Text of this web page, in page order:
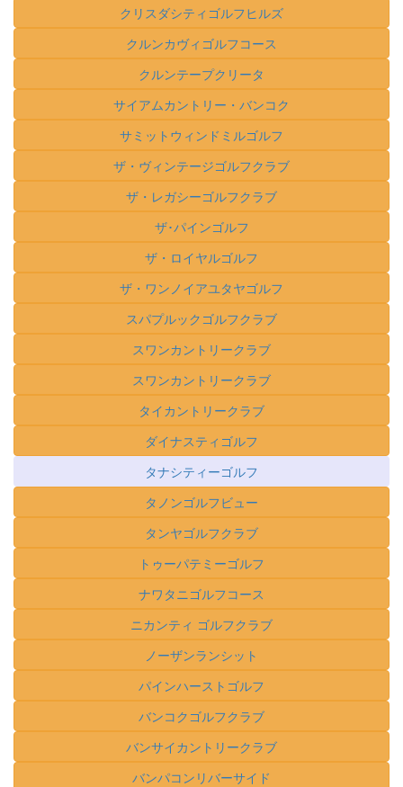
クリスダシティゴルフヒルズ
クルンカヴィゴルフコース
クルンテープクリータ
サイアムカントリー・バンコク
サミットウィンドミルゴルフ
ザ・ヴィンテージゴルフクラブ
ザ・レガシーゴルフクラブ
ザ･パインゴルフ
ザ・ロイヤルゴルフ
ザ・ワンノイアユタヤゴルフ
スパプルックゴルフクラブ
スワンカントリークラブ
スワンカントリークラブ
タイカントリークラブ
ダイナスティゴルフ
タナシティーゴルフ
タノンゴルフビュー
タンヤゴルフクラブ
トゥーパテミーゴルフ
ナワタニゴルフコース
ニカンティ ゴルフクラブ
ノーザンランシット
パインハーストゴルフ
バンコクゴルフクラブ
バンサイカントリークラブ
バンパコンリバーサイド